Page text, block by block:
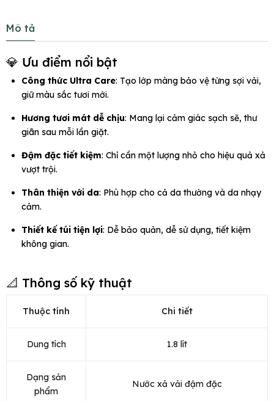
Mô tả
💎 Ưu điểm nổi bật
Công thức Ultra Care: Tạo lớp màng bảo vệ từng sợi vải,
giữ màu sắc tươi mới.
Hương tươi mát dễ chịu: Mang lại cảm giác sạch sẽ, thư
giãn sau mỗi lần giặt.
Đậm đặc tiết kiệm: Chỉ cần một lượng nhỏ cho hiệu quả xả
vượt trội.
Thân thiện với da: Phù hợp cho cả da thường và da nhạy
cảm.
Thiết kế túi tiện lợi: Dễ bảo quản, dễ sử dụng, tiết kiệm
không gian.
📐 Thông số kỹ thuật
Thuộc tính Chi tiết
Dung tích 1.8 lít
Dạng sản
phẩm
Nước xả vải đậm đặc